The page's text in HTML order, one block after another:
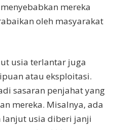
mereka
oleh masyarakat
usia terlantar juga
atau eksploitasi.
sasaran penjahat yang
mereka. Misalnya, ada
lanjut usia diberi janji